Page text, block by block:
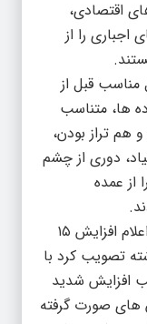
اقتصادی،
را از
قبل از
ها، متناسب
هم تراز بودن،
دوری از چشم
عمده
رئیس دادگستری شهرستان خوی زمان اعلام افزایش ۱۵
تصویب کرد با
افزایش شدید
های صورت گرفته